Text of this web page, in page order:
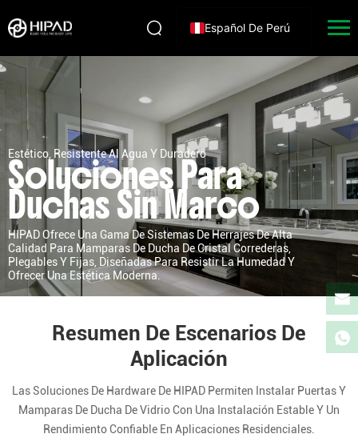
Español De Perú
Estético, Resistente Al Agua Y Duradero
Soluciones Para
Duchas Sin Marco
HIPAD Ofrece Una Gama De Sistemas De Herrajes De Alta
Calidad Para Mamparas De Ducha De Cristal Correderas,
Plegables Y Fijas, Diseñadas Para Resistir La Humedad Y
Ofrecer Una Estética Moderna.
Resumen De Escenarios De
Aplicación
Las Soluciones De Hardware De HIPAD Permiten Instalar Puertas Y
Mamparas De Ducha De Vidrio Con Una Instalación Estable Y Un
Rendimiento Confiable En Aplicaciones Residenciales.